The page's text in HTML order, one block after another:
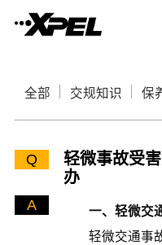
全部 交规知识 保
Q
轻微事故受
办
A
一、轻微交
轻微交通事